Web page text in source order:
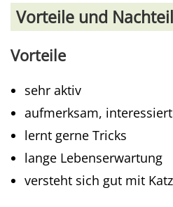
Vorteile und
Vorteile
sehr aktiv
aufmerksam, interessiert
lernt gerne Tricks
lange Lebenserwartung
versteht sich gut mit